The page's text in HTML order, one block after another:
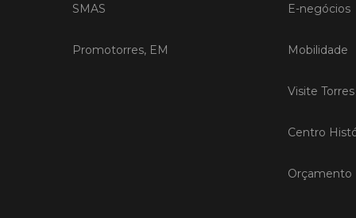
SMAS
Promotorres, EM
E-negócios
Mobilidade
Visite
Centro
Orçamento